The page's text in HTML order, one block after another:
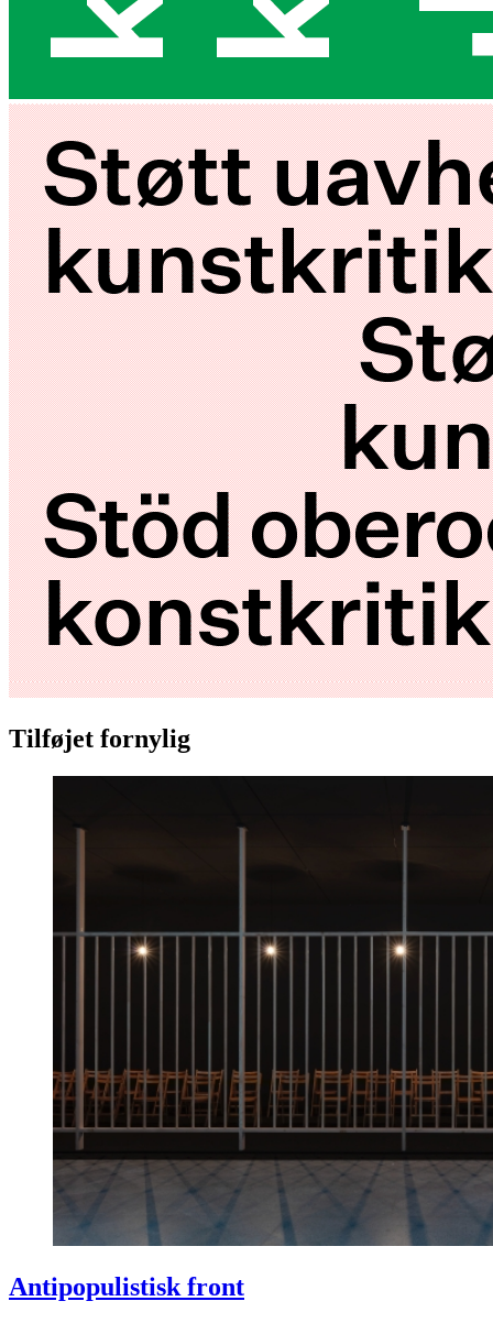
Tilføjet fornylig
Antipopulistisk front